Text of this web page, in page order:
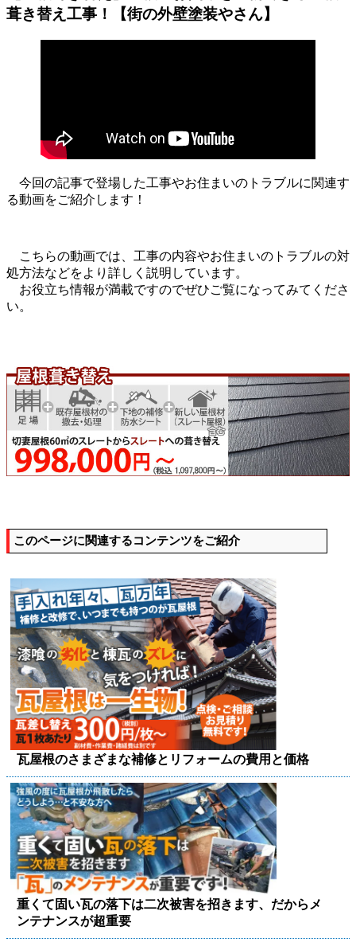
葺き替え工事！【街の外壁塗装やさん】
今回の記事で登場した工事やお住まいのトラブルに関連す
る動画をご紹介します！
こちらの動画では、工事の内容やお住まいのトラブルの対
処方法などをより詳しく説明しています。
お役立ち情報が満載ですのでぜひご覧になってみてくださ
い。
このページに関連するコンテンツをご紹介
瓦屋根のさまざまな補修とリフォームの費用と価格
重くて固い瓦の落下は二次被害を招きます、だからメ
ンテナンスが超重要